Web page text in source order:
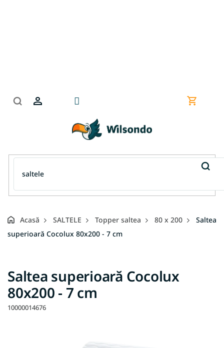
Coş
Acasă SALTELE Topper saltea 80 x 200
Saltea
superioară Cocolux 80x200 - 7 cm
Saltea superioară Cocolux
80x200 - 7 cm
10000014676